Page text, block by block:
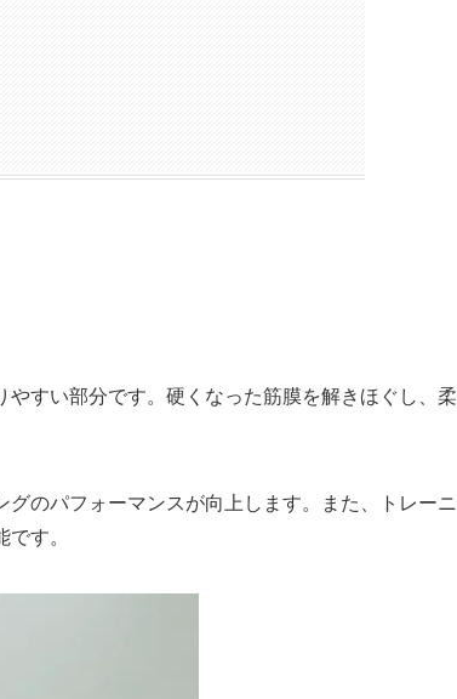
すい部分です。硬くなった筋膜を解きほぐし、柔
のパフォーマンスが向上します。また、トレーニ
す。